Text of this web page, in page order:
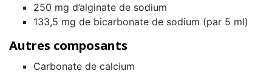
250 mg d’alginate de sodium
133,5 mg de bicarbonate de sodium (par 5 ml)
Autres composants
Carbonate de calcium